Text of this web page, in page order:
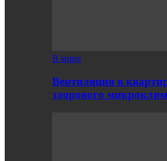
В мире
Вентиляция в
здорового